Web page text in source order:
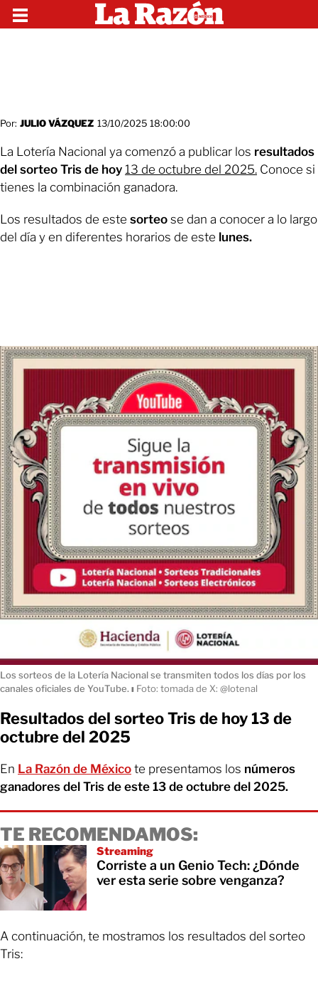
Por: JULIO VÁZQUEZ 13/10/2025 18:00:00
La Lotería Nacional ya comenzó a publicar los resultados
del sorteo Tris de hoy 13 de octubre del 2025. Conoce si
tienes la combinación ganadora.
Los resultados de este sorteo se dan a conocer a lo largo
del día y en diferentes horarios de este lunes.
Los sorteos de la Lotería Nacional se transmiten todos los días por los
canales oficiales de YouTube. ı Foto: tomada de X: @lotenal
Resultados del sorteo Tris de hoy 13 de
octubre del 2025
En La Razón de México te presentamos los números
ganadores del Tris de este 13 de octubre del 2025.
TE RECOMENDAMOS:
Streaming
Corriste a un Genio Tech: ¿Dónde
ver esta serie sobre venganza?
A continuación, te mostramos los resultados del sorteo
Tris: